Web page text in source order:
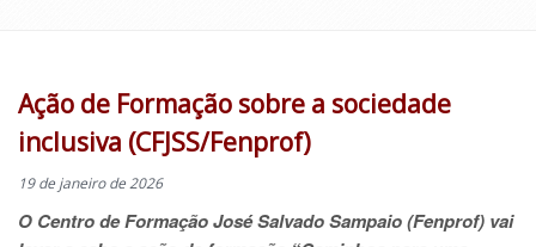
Ação de Formação sobre a sociedade
inclusiva (CFJSS/Fenprof)
19 de janeiro de 2026
O Centro de Formação José Salvado Sampaio (Fenprof) vai